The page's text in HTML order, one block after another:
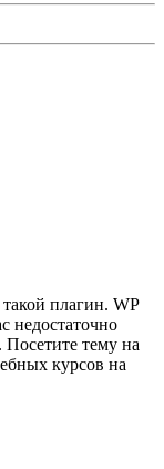
плагин. WP
недостаточно
Посетите тему на
курсов на